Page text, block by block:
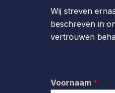
Wij streven
beschreven in
vertrouwen
Voornaam *